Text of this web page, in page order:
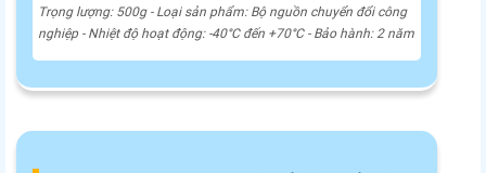
Trọng lượng: 500g - Loại sản phẩm: Bộ nguồn chuyển đổi công
nghiệp - Nhiệt độ hoạt động: -40°C đến +70°C - Bảo hành: 2 năm